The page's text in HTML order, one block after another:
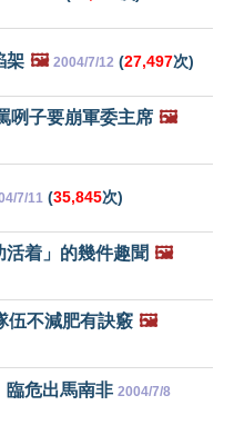
架 🖼️ 2004/7/12 (27,497次)
咧子要崩軍委主席 🖼️
7/11 (35,845次)
着」的幾件趣聞 🖼️
伍不減肥有訣竅 🖼️
臨危出馬南非 2004/7/8